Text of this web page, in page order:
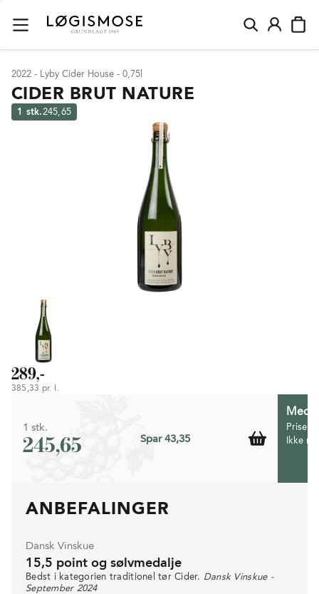
2022 - Lyby Cider House - 0,75l
CIDER BRUT NATURE
1 stk.245,65
289,-
385,33 pr. l.
1 stk.
245,65 Spar 43,35
Prisen
Ikke
ANBEFALINGER
Dansk Vinskue
15,5 point og sølvmedalje
Bedst i kategorien traditionel tør Cider. Dansk Vinskue -
September 2024